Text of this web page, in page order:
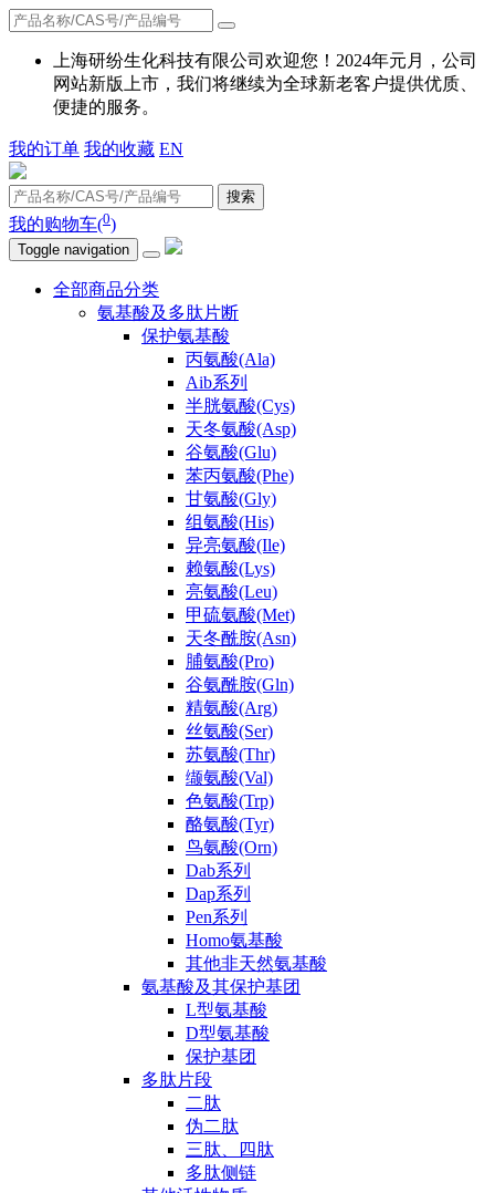
上海研纷生化科技有限公司欢迎您！2024年元月，公司
网站新版上市，我们将继续为全球新老客户提供优质、
便捷的服务。
我的订单 我的收藏 EN
搜索
我的购物车(0)
Toggle navigation
全部商品分类
氨基酸及多肽片断
保护氨基酸
丙氨酸(Ala)
Aib系列
半胱氨酸(Cys)
天冬氨酸(Asp)
谷氨酸(Glu)
苯丙氨酸(Phe)
甘氨酸(Gly)
组氨酸(His)
异亮氨酸(Ile)
赖氨酸(Lys)
亮氨酸(Leu)
甲硫氨酸(Met)
天冬酰胺(Asn)
脯氨酸(Pro)
谷氨酰胺(Gln)
精氨酸(Arg)
丝氨酸(Ser)
苏氨酸(Thr)
缬氨酸(Val)
色氨酸(Trp)
酪氨酸(Tyr)
鸟氨酸(Orn)
Dab系列
Dap系列
Pen系列
Homo氨基酸
其他非天然氨基酸
氨基酸及其保护基团
L型氨基酸
D型氨基酸
保护基团
多肽片段
二肽
伪二肽
三肽、四肽
多肽侧链